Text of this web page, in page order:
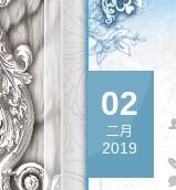
02
二月
2019